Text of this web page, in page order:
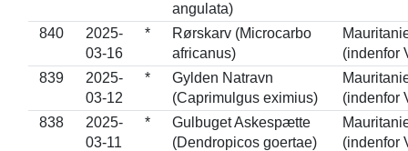
angulata)
840
2025-
03-16
*
Rørskarv (Microcarbo
africanus)
(indenfor
839
2025-
03-12
*
Gylden Natravn
(Caprimulgus eximius)
(indenfor
838
2025-
03-11
*
Gulbuget Askespætte
(Dendropicos goertae)
(indenfor